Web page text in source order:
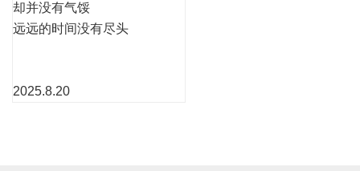
却并没有气馁
远远的时间没有尽头
2025.8.20